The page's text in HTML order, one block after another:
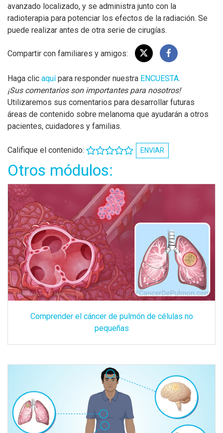
avanzado localizado, y se administra junto con la
radioterapia para potenciar los efectos de la radiación. Se
puede realizar antes de otra serie de cirugías.
Compartir con familiares y amigos:
Haga clic aquípara responder nuestra ENCUESTA.
¡Sus comentarios son importantes para nosotros!
Utilizaremos sus comentarios para desarrollar futuras
áreas de contenido sobre melanoma que ayudarán a otros
pacientes, cuidadores y familias.
Califique el contenido: ENVIAR
Otros módulos:
Comprender el cáncer de pulmón de células no
pequeñas